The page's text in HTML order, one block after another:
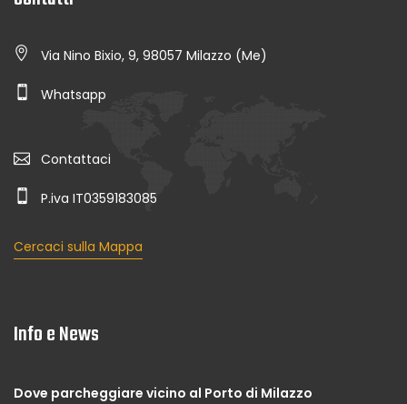
Via Nino Bixio, 9, 98057 Milazzo (Me)
Whatsapp
Contattaci
P.iva IT0359183085
Cercaci sulla Mappa
Info e News
Dove parcheggiare vicino al Porto di Milazzo